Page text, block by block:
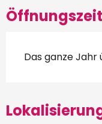
Das ganze Jahr